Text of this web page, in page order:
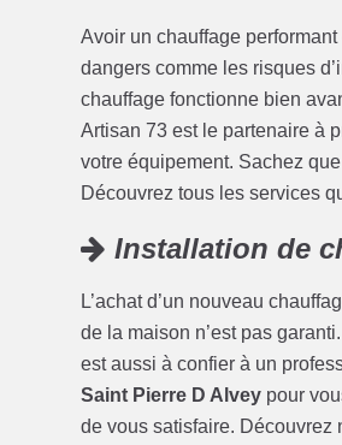
Avoir un chauffage performant
dangers comme les risques
chauffage fonctionne bien
Artisan 73 est le partenaire à
votre équipement. Sachez
Découvrez tous les services
Installation de
L’achat d’un nouveau
de la maison n’est pas
est aussi à confier à un
Saint Pierre D Alvey pour
de vous satisfaire. Découvrez